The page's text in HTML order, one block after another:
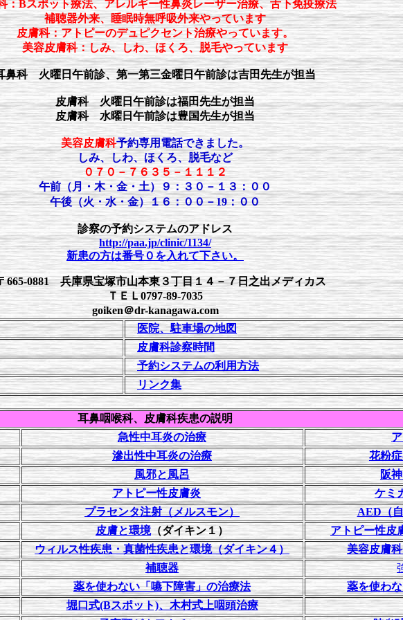
：Bスポット療法、アレルギー性鼻炎レーザー治療、舌下免疫療法
補聴器外来、睡眠時無呼吸外来やっています
皮膚科：アトピーのデュピクセント治療やっています。
美容皮膚科：しみ、しわ、ほくろ、脱毛やっています
鼻科 火曜日午前診、第一第三金曜日午前診は吉田先生が担当
皮膚科 火曜日午前診は福田先生が担当
皮膚科 水曜日午前診は豊国先生が担当
美容皮膚科予約専用電話できました。
しみ、しわ、ほくろ、脱毛など
０７０－７６３５－１１１２
午前（月・木・金・土）９：３０－１３：００
午後（火・水・金）１６：００－19：００
診察の予約システムのアドレス
http://paa.jp/clinic/1134/
新患の方は番号０を入れて下さい。
0881 兵庫県宝塚市山本東３丁目１４－７日之出メディカス
ＴＥＬ0797-89-7035
goiken＠dr-kanagawa.com
医院、駐車場の地図
皮膚科診察時間
予約システムの利用方法
リンク集
耳鼻咽喉科、皮膚科疾患の説明
急性中耳炎の治療
滲出性中耳炎の治療
花粉
風邪と風呂
阪
アトピー性皮膚炎
ケミ
プラセンタ注射（メルスモン）
AED（
皮膚と環境（ダイキン１）
アトピー性皮
ウィルス性疾患・真菌性疾患と環境（ダイキン４）
美容皮膚
補聴器
薬を使わない「嚥下障害」の治療法
薬を使わ
堀口式(Bスポット)、木村式上咽頭治療